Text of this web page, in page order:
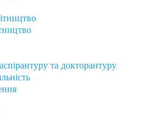
та докторантуру